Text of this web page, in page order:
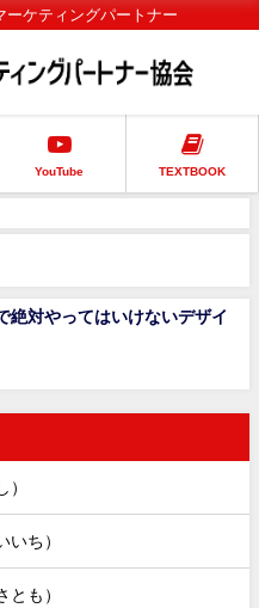
ーケティングパートナー
YouTube TEXTBOOK
絶対やってはいけないデザイ
）
ち）
も）